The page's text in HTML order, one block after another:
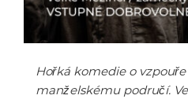
Hořká komedie o
manželskému područí.